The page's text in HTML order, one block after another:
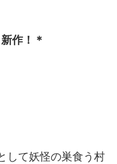
作！＊
して妖怪の巣食う村